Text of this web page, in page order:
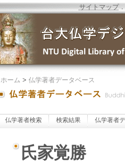
サイトマップ．
ホーム > 仏学著者データベース
仏学著者検索 検索結果 仏学著者
氏家覚勝